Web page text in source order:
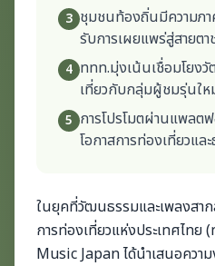
3 ชุมชนท้องถิ่นมีความภ
รับการเผยแพร่สู่สายตา
4 ททท.มุ่งเน้นเชื่อมโยง
เที่ยวกับกลุ่มผู้ชมรุ่นใ
5 การโปรโมตผ่านแพลต
โอกาสการท่องเที่ยวแ
ในยุคที่วัฒนธรรมและเพลงสาก
การท่องเที่ยวแห่งประเทศไท
Music Japan ได้นำเสนอควา